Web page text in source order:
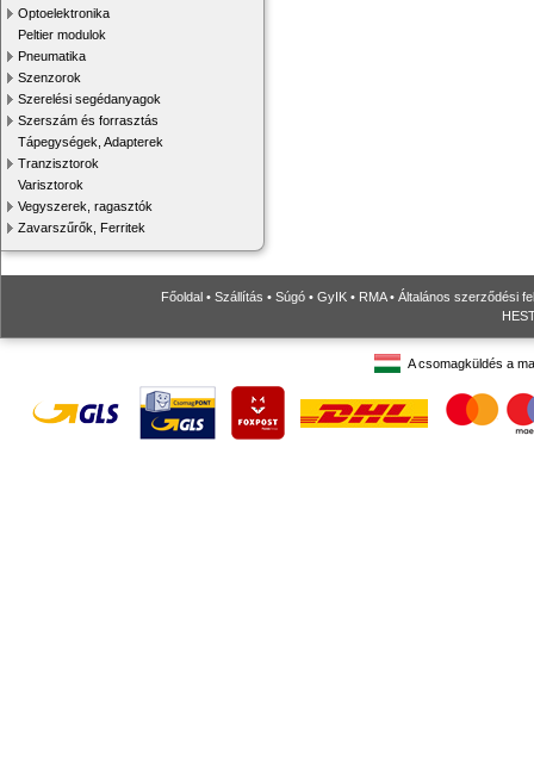
Optoelektronika
Peltier modulok
Pneumatika
Szenzorok
Szerelési segédanyagok
Szerszám és forrasztás
Tápegységek, Adapterek
Tranzisztorok
Varisztorok
Vegyszerek, ragasztók
Zavarszűrők, Ferritek
Főoldal • Szállítás • Súgó • GyIK • RMA• Általános szerződési
A csomagküldés a